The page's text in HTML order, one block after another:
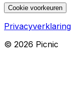
Cookie voorkeuren
Privacyverklaring
© 2026 Picnic